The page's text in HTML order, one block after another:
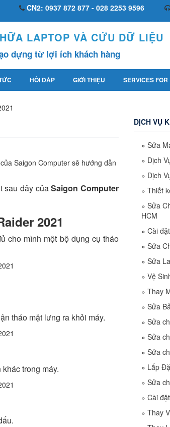
CN2: 0937 872 877 - 028 2253 9596
LAPTOP VÀ CỨU DỮ LIỆU
dựng từ lợi ích khách hàng
HỎI ĐÁP GIỚI THIỆU SERVICES
Saigon Computer sẽ hướng dẫn
sau đây củaSaigon Computer
2021
cho mình một bộ dụng cụ tháo
tháo mặt lưng ra khỏi máy.
trong máy.
DỊCH VỤ
» Sửa
» Dịch
» Dịch
» Thiết
» Sửa
HCM
» Cài
» Sửa
» Sửa
» Vệ
» Thay
» Sửa
» Sửa
» Sửa
» Sửa
» Lắp
» Sửa
» Cài
» Thay